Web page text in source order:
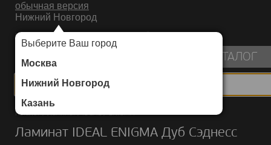
обычная версия
Нижний Новгород
Выберите Ваш город
Москва
Нижний Новгород
Казань
ИНТЕРНЕТ-МАГАЗИН НАПОЛЬНЫХ ПОКРЫТИЙ
КАТАЛОГ
Каталог/Ламинат/IDEAL/ENIGMA
Ламинат IDEAL ENIGMA Дуб Сэднесс